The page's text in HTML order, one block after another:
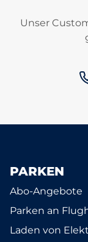
Unser
PARKEN
Abo-Angebote
Parken an
Laden von